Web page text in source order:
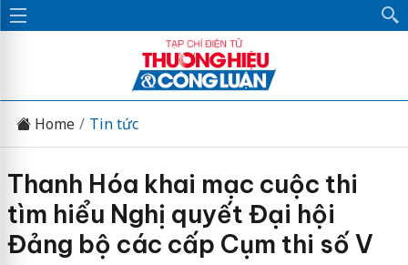
Home Tin tức
Thanh Hóa khai mạc cuộc thi
tìm hiểu Nghị quyết Đại hội
Đảng bộ các cấp Cụm thi số V